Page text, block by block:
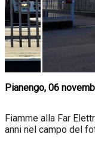
Pianengo, 06
Fiamme alla Far
anni nel campo del